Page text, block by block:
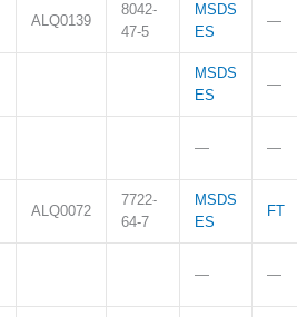
ALQ0139
8042-
47-5
MSDS
ES
—
MSDS
ES
—
— —
ALQ0072
7722-
64-7
MSDS
ES
FT
— —